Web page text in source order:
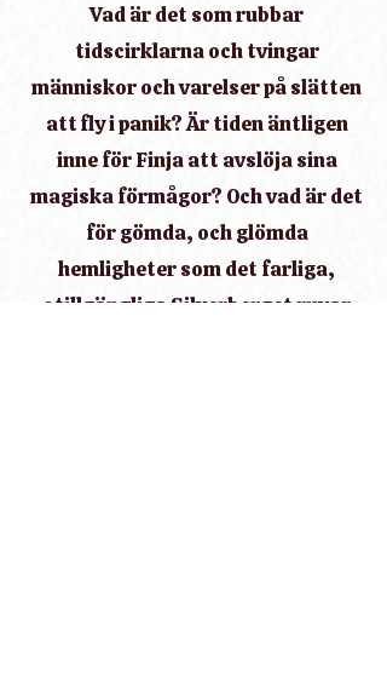
Vad är det som rubbar
tidscirklarna och tvingar
människor och varelser på slätten
att fly i panik? Är tiden äntligen
inne för Finja att avslöja sina
magiska förmågor? Och vad är det
för gömda, och glömda
hemligheter som det farliga,
otillgängliga Silverberget ruvar